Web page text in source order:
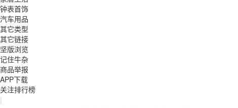
钟表首饰
汽车用品
其它类型
其它链接
坚版浏览
记住牛杂
商品举报
APP下载
关注排行榜
|